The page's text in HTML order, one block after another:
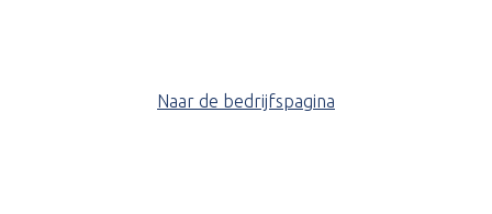
Naar de bedrijfspagina